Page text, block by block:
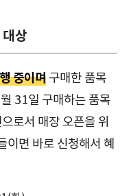
상
중이며 구매한 품목
31일 구매하는 품목
로서 매장 오픈을 위
이면 바로 신청해서 혜